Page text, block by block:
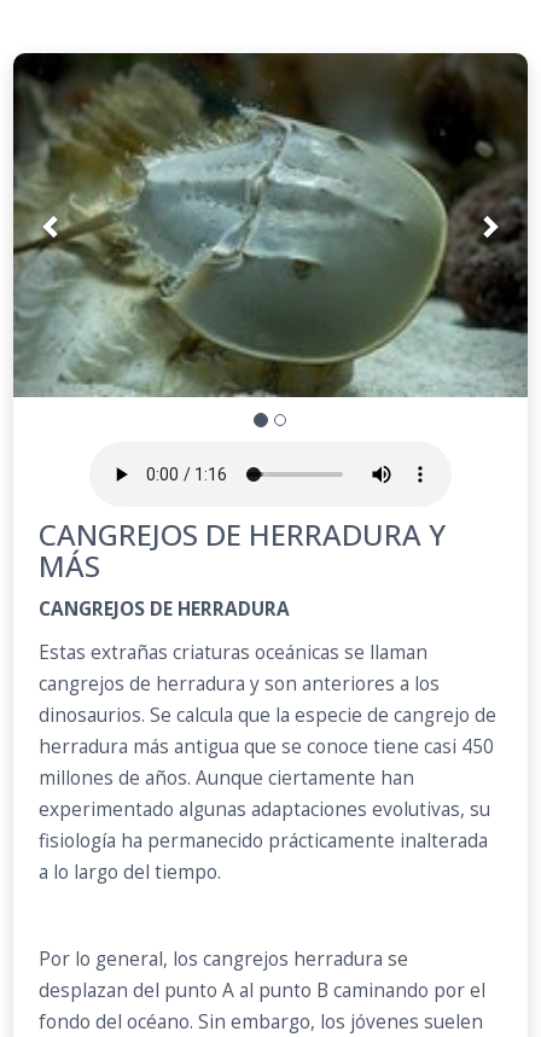
Prev
CANGREJOS DE HERRADURA Y
MÁS
CANGREJOS DE HERRADURA
Estas extrañas criaturas oceánicas se llaman
cangrejos de herradura y son anteriores a los
dinosaurios. Se calcula que la especie de cangrejo de
herradura más antigua que se conoce tiene casi 450
millones de años. Aunque ciertamente han
experimentado algunas adaptaciones evolutivas, su
fisiología ha permanecido prácticamente inalterada
a lo largo del tiempo.
Por lo general, los cangrejos herradura se
desplazan del punto A al punto B caminando por el
fondo del océano. Sin embargo, los jóvenes suelen